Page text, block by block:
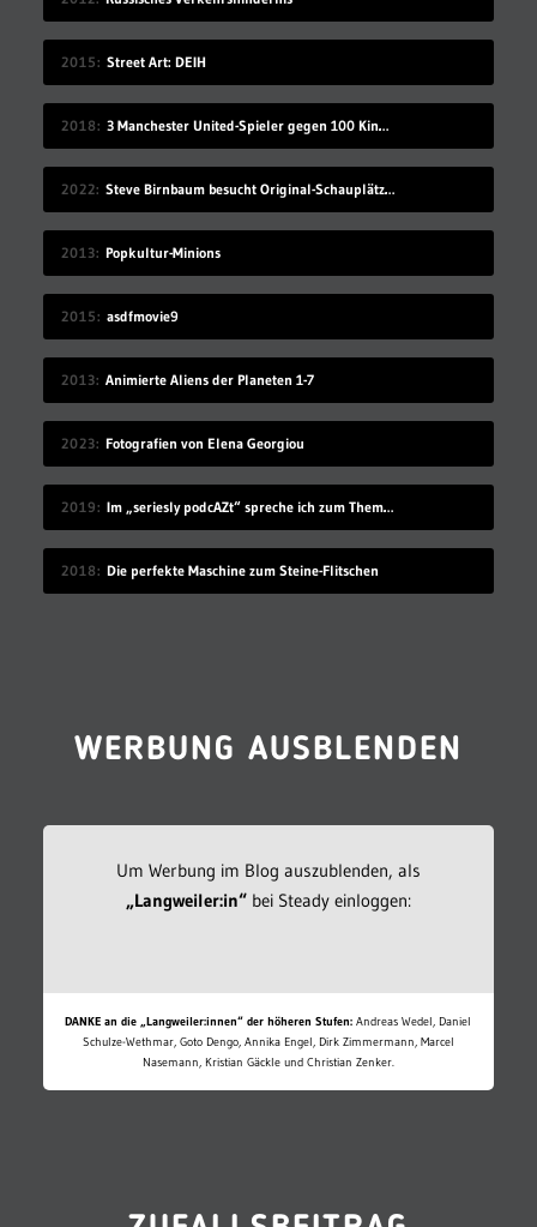
2015 Street Art: DEIH
2018 3 Manchester United-Spieler gegen 100 Kinder
2022 Steve Birnbaum besucht Original-Schauplätze von Musik-Fotografien
2013 Popkultur-Minions
2015 asdfmovie9
2013 Animierte Aliens der Planeten 1-7
2023 Fotografien von Elena Georgiou
2019 Im „seriesly podcAZt“ spreche ich zum Thema „Algorithmus“
2018 Die perfekte Maschine zum Steine-Flitschen
WERBUNG AUSBLENDEN
Um Werbung im Blog auszublenden, als
„Langweiler:in“bei Steady einloggen:
DANKE an die „Langweiler:innen“ der höheren Stufen: Andreas Wedel, Daniel
Schulze-Wethmar, Goto Dengo, Annika Engel, Dirk Zimmermann, Marcel
Nasemann, Kristian Gäckle und Christian Zenker.